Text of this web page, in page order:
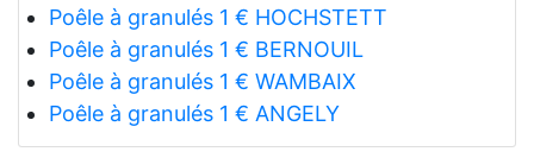
Poêle à granulés 1 € HOCHSTETT
Poêle à granulés 1 € BERNOUIL
Poêle à granulés 1 € WAMBAIX
Poêle à granulés 1 € ANGELY